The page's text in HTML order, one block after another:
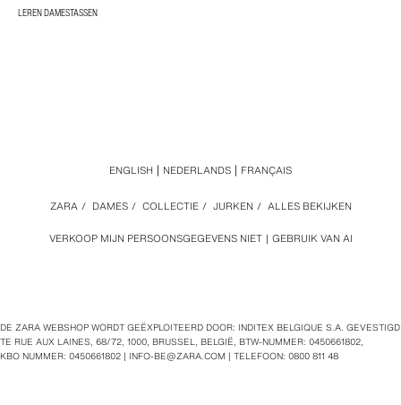
LEREN DAMESTASSEN
VERKOOP MIJN PERSOONSGEGEVENS NIET GEBRUIK VAN AI
ZARA / DAMES / COLLECTIE / JURKEN / ALLES BEKIJKEN
ENGLISH NEDERLANDS FRANÇAIS
DE ZARA WEBSHOP WORDT GEËXPLOITEERD DOOR: INDITEX BELGIQUE S.A. GEVESTIGD
TE RUE AUX LAINES, 68/72, 1000, BRUSSEL, BELGIË, BTW‑NUMMER: 0450661802,
KBO NUMMER: 0450661802 | INFO-BE@ZARA.COM | TELEFOON: 0800 811 48